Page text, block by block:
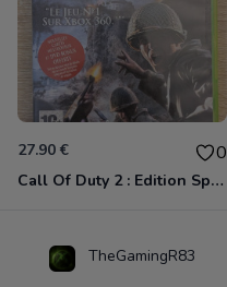
27.90 € 0
Call Of Duty 2 : Edition Spéciale Xbox 360 GOTY
TheGamingR83